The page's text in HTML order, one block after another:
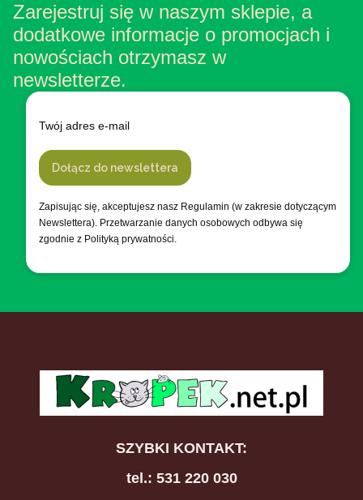
Zarejestruj się w naszym sklepie, a
dodatkowe informacje o promocjach i
nowościach otrzymasz w
newsletterze.
Twój adres e-mail
Dołącz do newslettera
Zapisując się, akceptujesz nasz Regulamin (w zakresie dotyczącym
Newslettera). Przetwarzanie danych osobowych odbywa się
zgodnie z Polityką prywatności.
SZYBKI KONTAKT:
tel.: 531 220 030